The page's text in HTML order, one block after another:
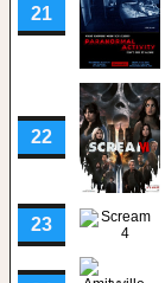
21
22
23